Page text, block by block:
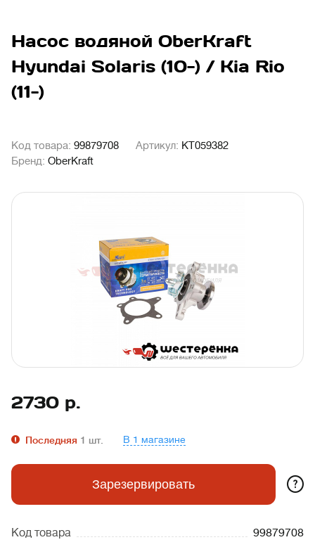
Насос водяной OberKraft
Hyundai Solaris (10-) / Kia Rio
(11-)
Код товара: 99879708 Артикул: KT059382
Бренд: OberKraft
2730 р.
Последняя 1 шт. В 1 магазине
Зарезервировать ?
Код товара 99879708